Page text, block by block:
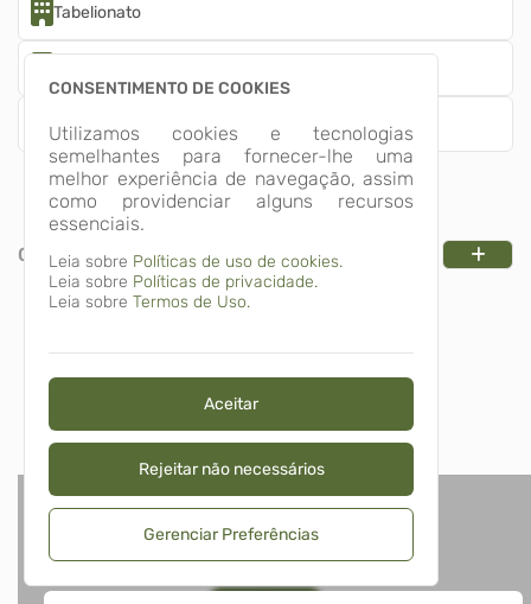
Tabelionato
Empresa
CATEGORIAS
CONSENTIMENTO DE COOKIES
Utilizamos cookies e tecnologias
semelhantes para fornecer-lhe uma
melhor experiência de navegação, assim
como providenciar alguns recursos
essenciais.
Leia sobre Políticas de uso de cookies.
Leia sobre Políticas de privacidade.
Leia sobre Termos de Uso.
Aceitar
Rejeitar não necessários
Gerenciar Preferências